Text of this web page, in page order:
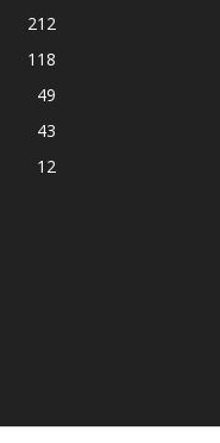
212
118
49
43
12